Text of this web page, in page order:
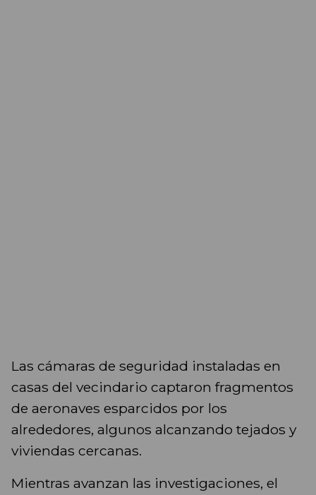
Las cámaras de seguridad instaladas en
casas del vecindario captaron fragmentos
de aeronaves esparcidos por los
alrededores, algunos alcanzando tejados y
viviendas cercanas.
Mientras avanzan las investigaciones, el